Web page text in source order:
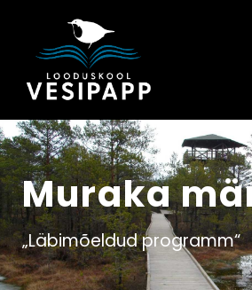
Muraka
„Läbimõeldud programm“